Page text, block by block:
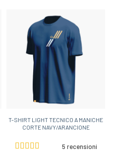
T-SHIRT LIGHT TECNICO A MANICHE
CORTE NAVY/ARANCIONE
5 recensioni